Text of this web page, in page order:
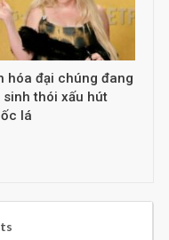
hóa đại chúng đang
sinh thói xấu hút
lá